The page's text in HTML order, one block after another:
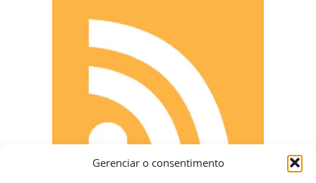
Gerenciar o consentimento